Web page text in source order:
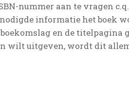
nummer aan te vragen
informatie het boek
en de titelpagina
wilt uitgeven, wordt dit